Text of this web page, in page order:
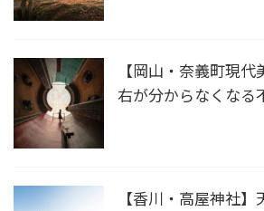
【岡山・奈義町現
右が分からなくなる
【香川・高屋神社